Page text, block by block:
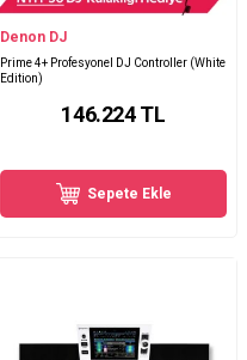
Denon DJ
Prime 4+ Profesyonel DJ Controller (White
Edition)
146.224TL
Sepete Ekle